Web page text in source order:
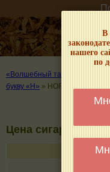
В
нашего
по
«Волшебный табачок» – о
букву «H» » HOFFMAN
Цена сигарет
Название